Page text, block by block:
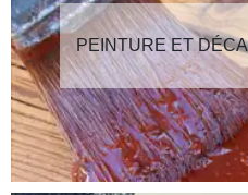
PEINTURE ET